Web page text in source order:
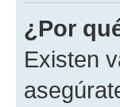
¿Por
Existen